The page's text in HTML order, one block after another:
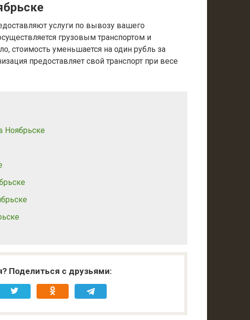
услуги по вывозу вашего
грузовым транспортом и
стоимость уменьшается на один рубль за
предоставляет свой транспорт при весе
Ноябрьске
Поделиться с друзьями: